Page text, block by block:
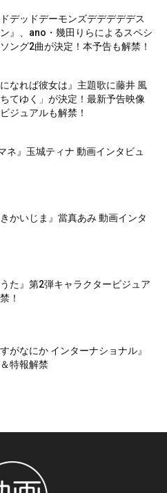
デッドデーモンズデデデデデス
ン』、ano・幾田りらによるスペシ
ング2曲が決定！本予告も解禁！
なれば彼女は』主題歌に藤井 風
てゆく」が決定！最新予告映像
ジュアルも解禁！
ネ』玉城ティナ 動画インタビュ
きかいじま』當真あみ 動画インタ
うた』第2弾キャラクタービジュア
！
がなにか インターナショナル』
特報解禁